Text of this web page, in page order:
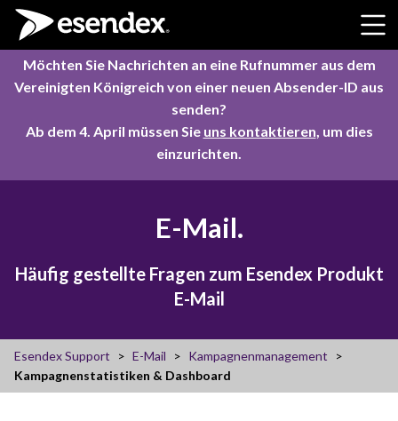
Skip to content
Möchten Sie Nachrichten an eine Rufnummer aus dem
Vereinigten Königreich von einer neuen Absender-ID aus
senden?
Ab dem 4. April müssen Sie uns kontaktieren, um dies
einzurichten.
E-Mail.
Häufig gestellte Fragen zum Esendex Produkt
E-Mail
Esendex Support E-Mail
Kampagnenmanagement
Kampagnenstatistiken & Dashboard